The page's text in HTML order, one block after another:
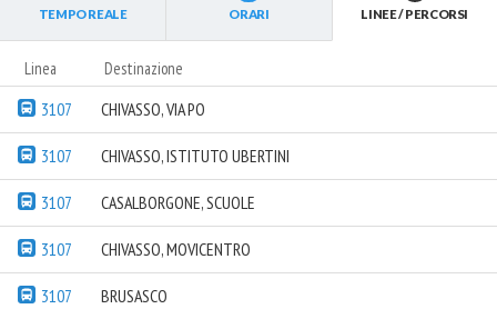
TEMPO REALE ORARI LINEE / PERCORSI
Linea Destinazione
3107 CHIVASSO, VIA PO
3107 CHIVASSO, ISTITUTO UBERTINI
3107 CASALBORGONE, SCUOLE
3107 CHIVASSO, MOVICENTRO
3107 BRUSASCO